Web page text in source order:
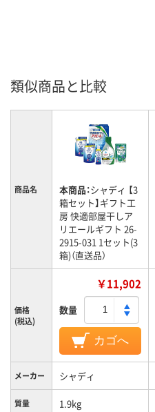
類似商品と比較
商品名 本商品：シャディ 【3
箱セット】ギフト工
房 快適部屋干しア
リエールギフト 26-
2915-031 1セット(3
箱)（直送品）
価格
(税込)
￥11,902
数量
カゴへ
メーカー シャディ
質量 1.9kg